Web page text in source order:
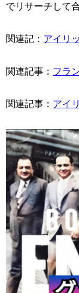
でリサーチして
関連記： アイリ
関連記事： フラ
関連記事： アイ